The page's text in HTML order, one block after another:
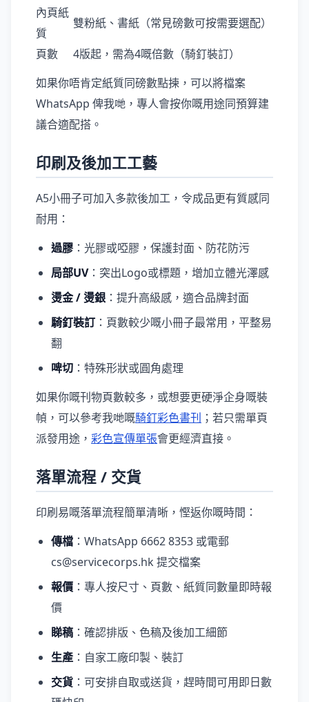
內頁紙
質
雙粉紙、書紙（常見磅數可按需要選配）
頁數
4版起，需為4嘅倍數（騎釘裝訂）
如果你唔肯定紙質同磅數點揀，可以將檔案
WhatsApp 俾我哋，專人會按你嘅用途同預算建
議合適配搭。
印刷及後加工工藝
A5小冊子可加入多款後加工，令成品更有質感同
耐用：
過膠 ：光膠或啞膠，保護封面、防花防污
局部UV：突出Logo或標題，增加立體光澤感
燙金 / 燙銀 ：提升高級感，適合品牌封面
騎釘裝訂 ：頁數較少嘅小冊子最常用，平整易
翻
啤切 ：特殊形狀或圓角處理
如果你嘅刊物頁數較多，或想要更硬淨企身嘅裝
幀，可以參考我哋嘅騎釘彩色書刊 ；若只需單頁
派發用途， 彩色宣傳單張會更經濟直接。
落單流程 / 交貨
印刷易嘅落單流程簡單清晰，慳返你嘅時間：
傳檔 ：WhatsApp 6662 8353 或電郵
cs@servicecorps.hk 提交檔案
報價 ：專人按尺寸、頁數、紙質同數量即時報
價
睇稿 ：確認排版、色稿及後加工細節
生產 ：自家工廠印製、裝訂
交貨 ：可安排自取或送貨，趕時間可用即日數